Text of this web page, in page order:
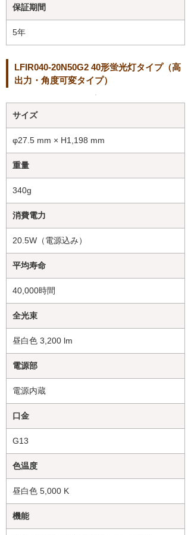
保証期間
5年
LFIR040-20N50G2 40形蛍光灯タイプ（高
出力・角度可変タイプ）
サイズ
φ27.5 mm × H1,198 mm
重量
340g
消費電力
20.5W（電源込み）
平均寿命
40,000時間
全光束
昼白色 3,200 lm
電源部
電源内蔵
口金
G13
色温度
昼白色 5,000 K
機能